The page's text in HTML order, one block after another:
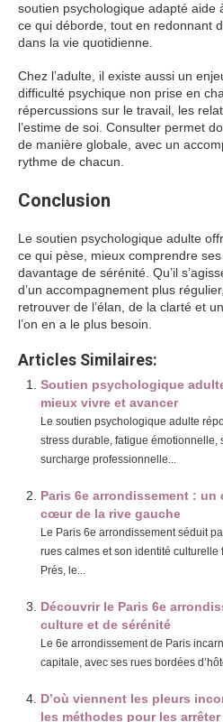
soutien psychologique adapté aide
ce qui déborde, tout en redonnant
dans la vie quotidienne.
Chez l’adulte, il existe aussi un
difficulté psychique non prise en
répercussions sur le travail, les
l’estime de soi. Consulter permet
de manière globale, avec un
rythme de chacun.
Conclusion
Le soutien psychologique adulte
ce qui pèse, mieux comprendre
davantage de sérénité. Qu’il
d’un accompagnement plus
retrouver de l’élan, de la clarté et
l’on en a le plus besoin.
Articles Similaires:
Soutien psychologique
mieux vivre et avancer
Le soutien psychologique adulte
stress durable, fatigue émotionnelle,
surcharge professionnelle...
Paris 6e arrondissement : un
cœur de la rive gauche
Le Paris 6e arrondissement séduit
rues calmes et son identité culturelle
Prés, le...
Découvrir le Paris 6e
culture et de sérénité
Le 6e arrondissement de Paris
capitale, avec ses rues bordées
D’où viennent les pleurs
les méthodes pour les arrêter